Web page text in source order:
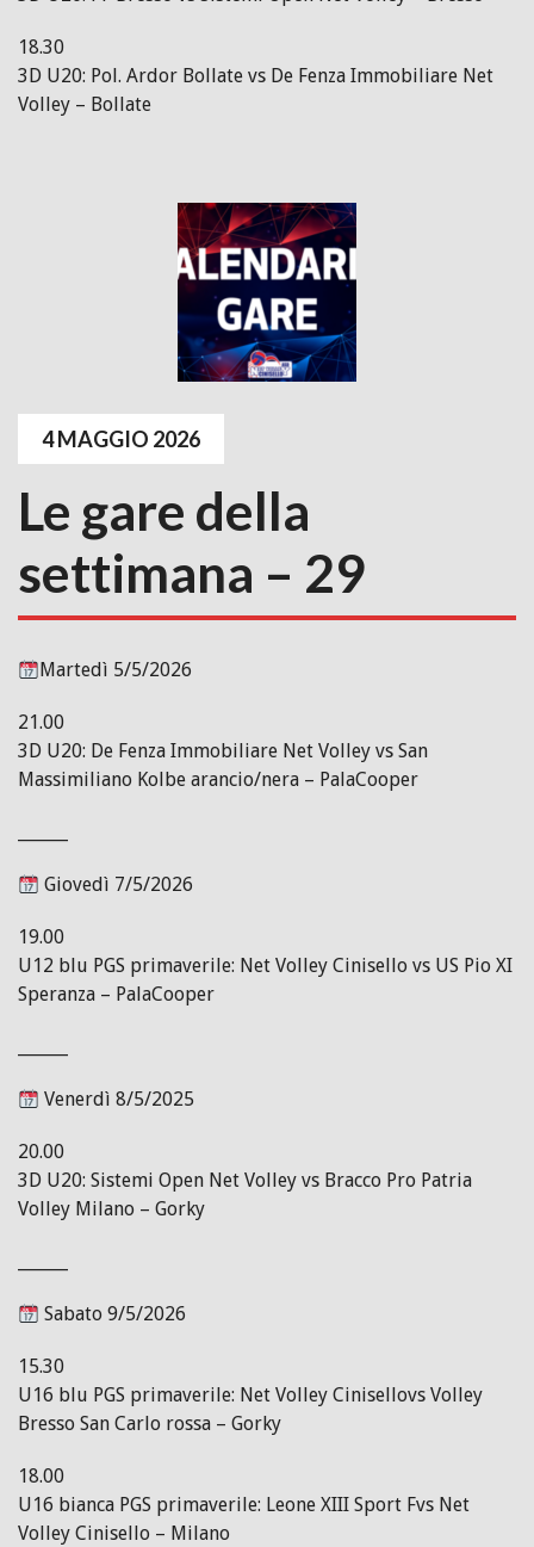
18.30
3D U20: Pol. Ardor Bollate vs De Fenza Immobiliare Net
Volley – Bollate
4 MAGGIO 2026
Le gare della
settimana – 29
Martedì 5/5/2026
21.00
3D U20: De Fenza Immobiliare Net Volley vs San
Massimiliano Kolbe arancio/nera – PalaCooper
Giovedì 7/5/2026
19.00
U12 blu PGS primaverile: Net Volley Cinisello vs US Pio XI
Speranza – PalaCooper
Venerdì 8/5/2025
20.00
3D U20: Sistemi Open Net Volley vs Bracco Pro Patria
Volley Milano – Gorky
Sabato 9/5/2026
15.30
U16 blu PGS primaverile: Net Volley Cinisellovs Volley
Bresso San Carlo rossa – Gorky
18.00
U16 bianca PGS primaverile: Leone XIII Sport Fvs Net
Volley Cinisello – Milano